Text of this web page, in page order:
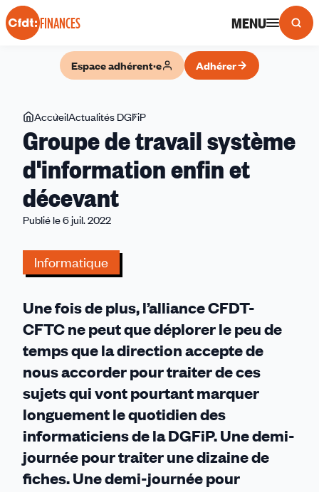
Panneau de gestion des cookies
FINANCES MENU
Espace adhérent·e Adhérer
Vous
êtes
ici
AccueilActualités DGFiP
de
système
Groupe de travail système
d'information enfin et
décevant
Publié le 6 juil. 2022
Informatique
Une fois de plus, l’alliance CFDT-
CFTC ne peut que déplorer le peu de
temps que la direction accepte de
nous accorder pour traiter de ces
sujets qui vont pourtant marquer
longuement le quotidien des
informaticiens de la DGFiP. Une demi-
journée pour traiter une dizaine de
fiches. Une demi-journée pour